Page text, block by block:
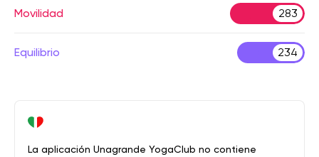
Movilidad 283
Equilibrio 234
La aplicación Unagrande YogaClub no contiene